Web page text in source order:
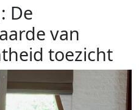
De
van
toezicht